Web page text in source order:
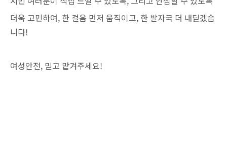
더욱 고민하여, 한 걸음 먼저 움직이고, 한 발자국 더 내딛겠습
니다!
여성안전, 믿고 맡겨주세요!